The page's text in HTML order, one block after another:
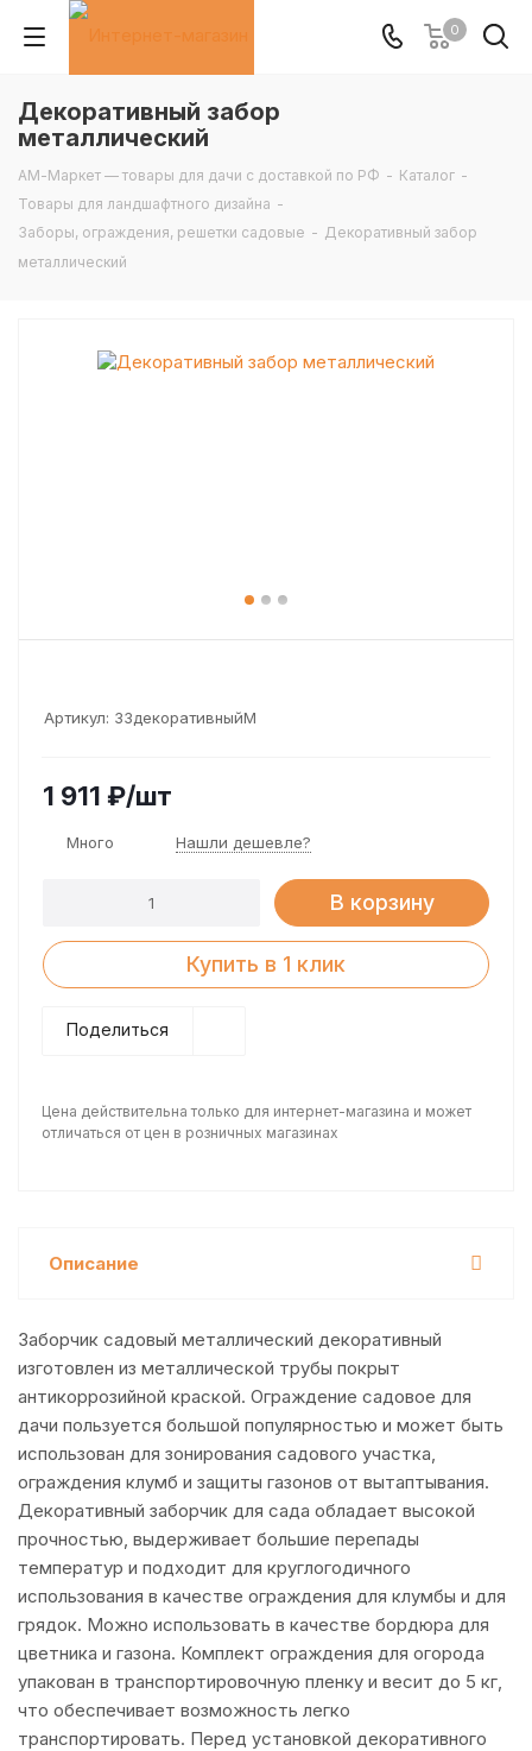
0
Декоративный забор
металлический
АМ-Маркет — товары для дачи с доставкой по РФ - Каталог -
Товары для ландшафтного дизайна -
Заборы, ограждения, решетки садовые - Декоративный забор
металлический
Артикул: ЗЗдекоративныйМ
1 911 ₽/шт
Много Нашли дешевле?
В корзину
Купить в 1 клик
Поделиться
Цена действительна только для интернет-магазина и может
отличаться от цен в розничных магазинах
Описание
Заборчик садовый металлический декоративный
изготовлен из металлической трубы покрыт
антикоррозийной краской. Ограждение садовое для
дачи пользуется большой популярностью и может быть
использован для зонирования садового участка,
ограждения клумб и защиты газонов от вытаптывания.
Декоративный заборчик для сада обладает высокой
прочностью, выдерживает большие перепады
температур и подходит для круглогодичного
использования в качестве ограждения для клумбы и для
грядок. Можно использовать в качестве бордюра для
цветника и газона. Комплект ограждения для огорода
упакован в транспортировочную пленку и весит до 5 кг,
что обеспечивает возможность легко
транспортировать. Перед установкой декоративного